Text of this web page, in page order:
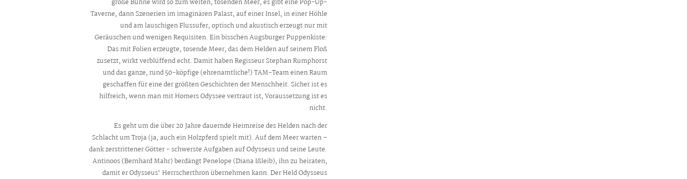
große Bühne wird so zum weiten, tosenden Meer, es gibt eine Pop-Up-
Taverne, dann Szenerien im imaginären Palast, auf einer Insel, in einer Höhle
und am lauschigen Flussufer, optisch und akustisch erzeugt nur mit
Geräuschen und wenigen Requisiten. Ein bisschen Augsburger Puppenkiste:
Das mit Folien erzeugte, tosende Meer, das dem Helden auf seinem Floß
zusetzt, wirkt verblüffend echt. Damit haben Regisseur Stephan Rumphorst
und das ganze, rund 50-köpfige (ehrenamtliche!) TAM-Team einen Raum
geschaffen für eine der größten Geschichten der Menschheit. Sicher ist es
hilfreich, wenn man mit Homers Odyssee vertraut ist, Voraussetzung ist es
nicht.
Es geht um die über 20 Jahre dauernde Heimreise des Helden nach der
Schlacht um Troja (ja, auch ein Holzpferd spielt mit). Auf dem Meer warten –
dank zerstrittener Götter - schwerste Aufgaben auf Odysseus und seine Leute.
Antinoos (Bernhard Mahr) berdängt Penelope (Diana Ißleib), ihn zu heiraten,
damit er Odysseus‘ Herrscherthron übernehmen kann. Der Held Odysseus